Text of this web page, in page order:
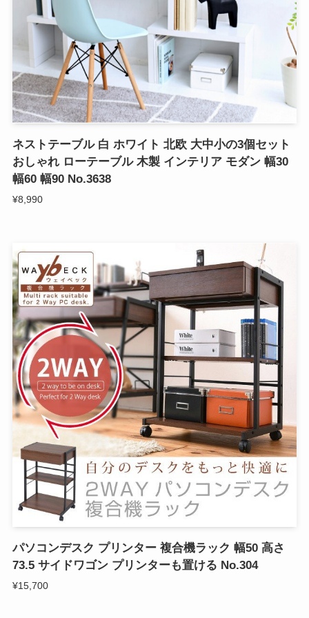
ネストテーブル 白 ホワイト 北欧 大中小の3個セット
おしゃれ ローテーブル 木製 インテリア モダン 幅30
幅60 幅90 No.3638
¥8,990
パソコンデスク プリンター 複合機ラック 幅50 高さ
73.5 サイドワゴン プリンターも置ける No.304
¥15,700